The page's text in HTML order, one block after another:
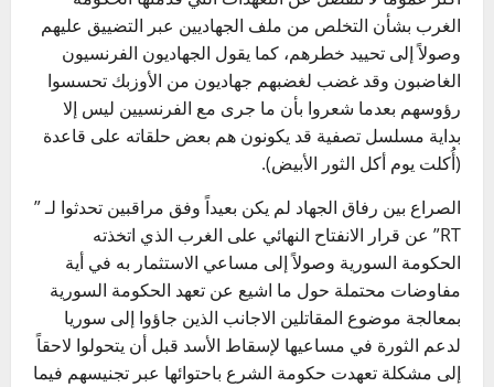
الغرب بشأن التخلص من ملف الجهاديين عبر التضييق عليهم
وصولاً إلى تحييد خطرهم، كما يقول الجهاديون الفرنسيون
الغاضبون وقد غضب لغضبهم جهاديون من الأوزبك تحسسوا
رؤوسهم بعدما شعروا بأن ما جرى مع الفرنسيين ليس إلا
بداية مسلسل تصفية قد يكونون هم بعض حلقاته على قاعدة
(أُكلت يوم أكل الثور الأبيض).
الصراع بين رفاق الجهاد لم يكن بعيداً وفق مراقبين تحدثوا لـ ”
RT” عن قرار الانفتاح النهائي على الغرب الذي اتخذته
الحكومة السورية وصولاً إلى مساعي الاستثمار به في أية
مفاوضات محتملة حول ما اشيع عن تعهد الحكومة السورية
بمعالجة موضوع المقاتلين الاجانب الذين جاؤوا إلى سوريا
لدعم الثورة في مساعيها لإسقاط الأسد قبل أن يتحولوا لاحقاً
إلى مشكلة تعهدت حكومة الشرع باحتوائها عبر تجنيسهم فيما